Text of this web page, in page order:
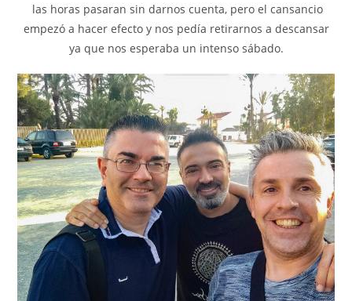
las horas pasaran sin darnos cuenta, pero el cansancio
empezó a hacer efecto y nos pedía retirarnos a descansar
ya que nos esperaba un intenso sábado.